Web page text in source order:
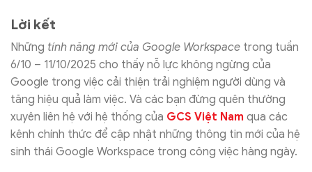
Lời kết
Những tính năng mới của Google Workspace trong tuần
6/10 – 11/10/2025 cho thấy nỗ lực không ngừng của
Google trong việc cải thiện trải nghiệm người dùng và
tăng hiệu quả làm việc. Và các bạn đừng quên thường
xuyên liên hệ với hệ thống của GCS Việt Nam qua các
kênh chính thức để cập nhật những thông tin mới của hệ
sinh thái Google Workspace trong công việc hàng ngày.